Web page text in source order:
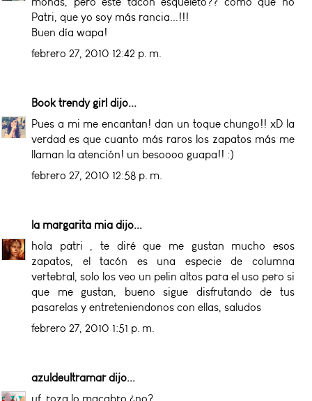
Patri, que yo soy más rancia...!!!
Buen día wapa!
febrero 27, 2010 12:42 p. m.
Book trendy girl dijo...
Pues a mi me encantan! dan un toque chungo!! xD la
verdad es que cuanto más raros los zapatos más me
llaman la atención! un besoooo guapa!! :)
febrero 27, 2010 12:58 p. m.
la margarita mia dijo...
hola patri , te diré que me gustan mucho esos
zapatos, el tacón es una especie de columna
vertebral, solo los veo un pelin altos para el uso pero si
que me gustan, bueno sigue disfrutando de tus
pasarelas y entreteniendonos con ellas, saludos
febrero 27, 2010 1:51 p. m.
azuldeultramardijo...